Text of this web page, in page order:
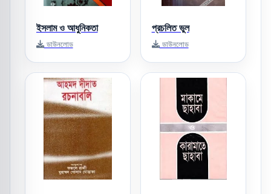
ইসলাম ও আধুনিকতা
ডাউনলোড
প্রচলিত ভুল
ডাউনলোড